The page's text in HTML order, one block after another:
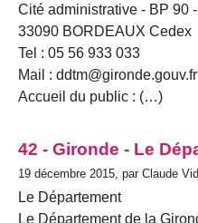
Cité administrative - BP 90 -
33090 BORDEAUX Cedex
Tel : 05 56 933 033
Mail : ddtm@gironde.gouv.fr
Accueil du public : (…)
42 - Gironde - Le
19 décembre 2015, par Claude
Le Département
Le Département de la